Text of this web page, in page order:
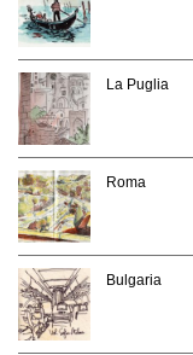
La Puglia
Roma
Bulgaria